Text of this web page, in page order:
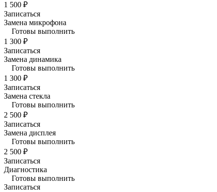
1 500 ₽
Записаться
Замена микрофона
Готовы выполнить
1 300 ₽
Записаться
Замена динамика
Готовы выполнить
1 300 ₽
Записаться
Замена стекла
Готовы выполнить
2 500 ₽
Записаться
Замена дисплея
Готовы выполнить
2 500 ₽
Записаться
Диагностика
Готовы выполнить
Записаться